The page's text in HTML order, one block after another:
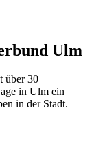
Ulm
über 30
in Ulm ein
in der Stadt.